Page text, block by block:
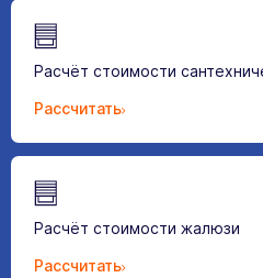
Расчёт стоимости
Рассчитать
Расчёт стоимости жалюзи
Рассчитать